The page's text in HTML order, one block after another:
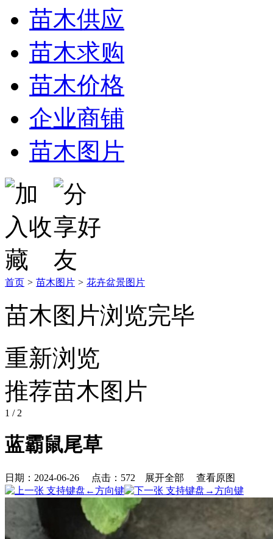
苗木供应
苗木求购
苗木价格
企业商铺
苗木图片
首页 > 苗木图片 > 花卉盆景图片
苗木图片浏览完毕
重新浏览
推荐苗木图片
1 / 2
蓝霸鼠尾草
日期：2024-06-26 点击： 572 展开全部 查看原图